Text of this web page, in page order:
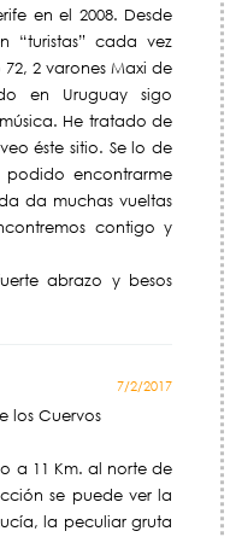
en el 2008. Desde
“turistas” cada vez
2 varones Maxi de
en Uruguay sigo
He tratado de
éste sitio. Se lo de
encontrarme
da muchas vueltas
contigo y
abrazo y besos
7/2/2017
los Cuervos
a 11 Km. al norte de
se puede ver la
la peculiar gruta